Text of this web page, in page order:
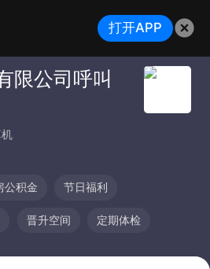
限公司呼叫
公积金 节日福利
晋升空间 定期体检
打开APP